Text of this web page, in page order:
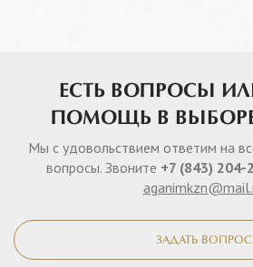
ЕСТЬ ВОПРОСЫ
ПОМОЩЬ В
Мы с удовольствием ответим на
вопросы. Звоните +7 (843) 204-
ЗАДАТЬ ВОПРОС